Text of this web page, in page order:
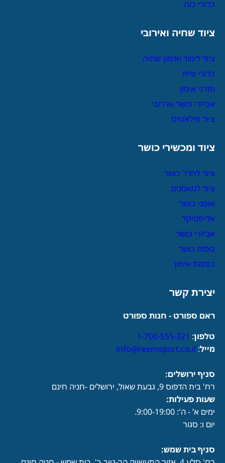
כדורי כוח
ציוד שחיה ואירובי
ציוד לימוד ואימון שחיה
כדורי פיזיו
מזרני אימון
אביזרי כושר ואירובי
ציוד פילאטיס
ציוד ומכשירי כושר
ציוד לחדר כושר
ציוד למאמנים
אופני כושר
אליפטיקל
אביזרי כושר
ספות כושר
כפפות אימון
יצירת קשר
ראם ספורט - חנות ספורט
טלפון:
1-700-555-321
מייל:
info@reemsport.co.il
סניף ירושלים:
רח' בית הדפוס 9, גבעת שאול, ירושלים -חניה חינם
שעות פעילות:
ימים א’ - ה': 9:00-19:00.
יום ו: סגור
סניף בית שמש: